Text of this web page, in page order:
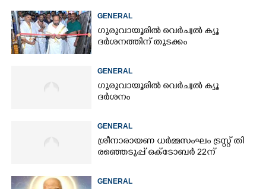
GENERAL
ഗുരുവായൂരിൽ വെർച്വൽ ക്യൂ
ദർശനത്തിന് തുടക്കം
GENERAL
ഗുരുവായൂരിൽ വെർച്വൽ ക്യൂ
ദർശനം
GENERAL
ശ്രീനാരായണ ധർമ്മസംഘം ട്രസ്റ്റ് തി​
രഞ്ഞെടുപ്പ് ഒക്ടോബർ 22ന്
GENERAL